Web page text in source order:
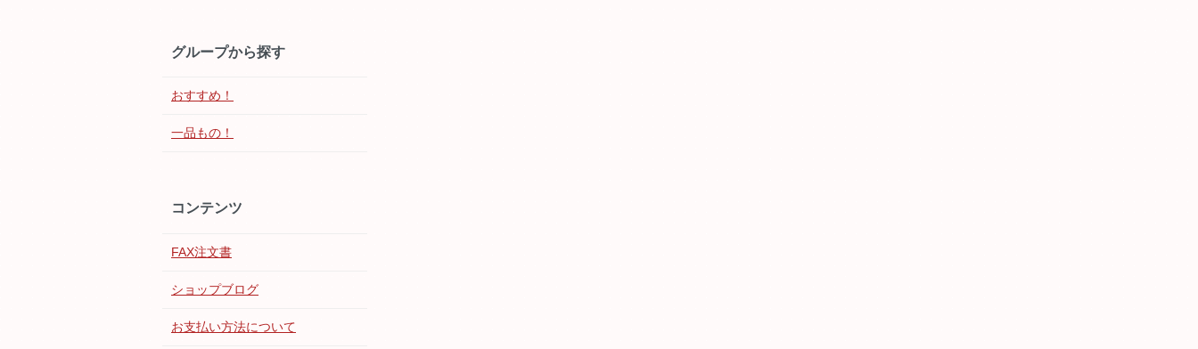
グループから探す
おすすめ！
一品もの！
コンテンツ
FAX注文書
ショップブログ
お支払い方法について